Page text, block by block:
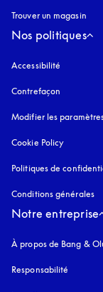
Trouver un magasin
Nos politiques
Accessibilité
Contrefaçon
Modifier les
Cookie Policy
Politiques de
Conditions générales
Notre entreprise
À propos de Bang &
Responsabilité